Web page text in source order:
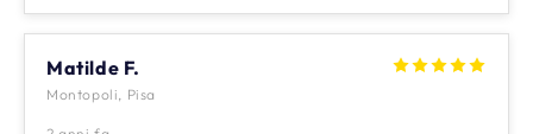
Matilde F.
Montopoli, Pisa